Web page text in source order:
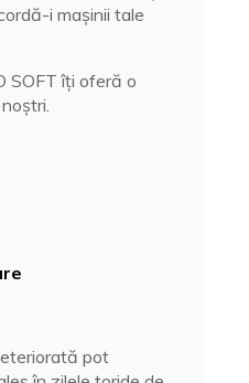
i mașinii tale
SOFT îți oferă o
pot